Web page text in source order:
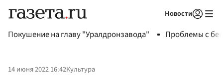
Новости
Покушение на главу "Уралдронзавода" Проблемы с
14 июня 2022 16:42Культура